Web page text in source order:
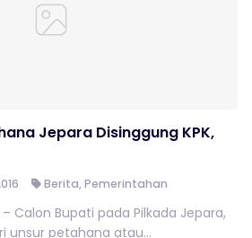
Jepara Disinggung KPK,
Berita,Pemerintahan
Calon Bupati pada Pilkada Jepara,
unsur petahana atau...